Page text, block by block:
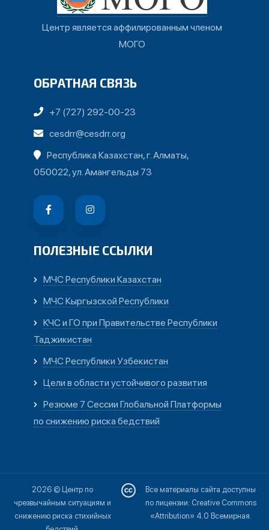
Центр является аффилированным членом
МОГО
ОБРАТНАЯ СВЯЗЬ
+7 (727) 292-00-23
cesdrr@cesdrr.org
Республика Казахстан, г. Алматы,
050022, ул. Амангельды 73
ПОЛЕЗНЫЕ ССЫЛКИ
МЧС Республики Казахстан
МЧС Кыргызской Республики
КЧС и ГО при Правительстве Республики
Таджикистан
МЧС Республики Узбекистан
Цели в области устойчивого развития
Резюме 7 Сессии Глобальной Платформы
по снижению риска бедствий
2026 © Центр по
чрезвычайным ситуациям и
снижению риска стихийных
Все материалы сайта доступны
по лицензии: Creative Commons
«Attribution» 4.0 Всемирная.